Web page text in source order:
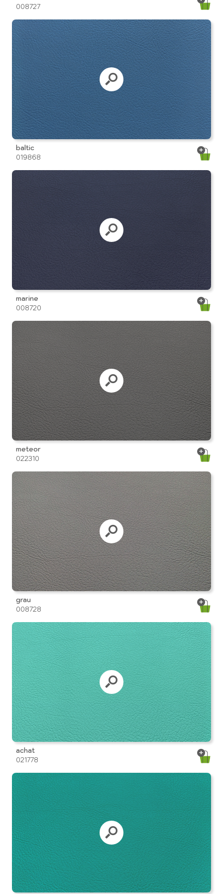
008727
baltic
019868
marine
008720
meteor
022310
grau
008728
achat
021778